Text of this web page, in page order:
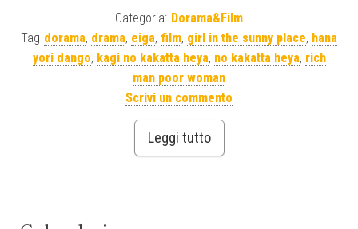
Categoria: Dorama&Film
Tag dorama, drama, eiga, film, girl in the sunny place, hana
yori dango, kagi no kakatta heya, no kakatta heya, rich
man poor woman
Scrivi un commento
Leggi tutto